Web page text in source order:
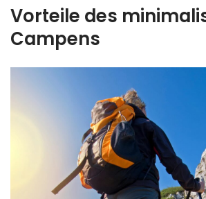
Vorteile des
Campens